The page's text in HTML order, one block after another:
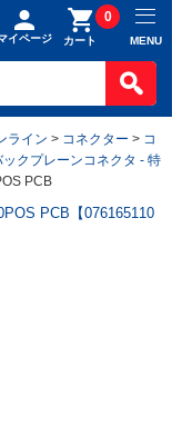
イページ カート
0
MENU
ライン > コネクター > コ
ックプレーンコネクタ - 特
PCB